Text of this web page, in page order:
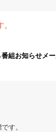
番組お知らせメ
す。